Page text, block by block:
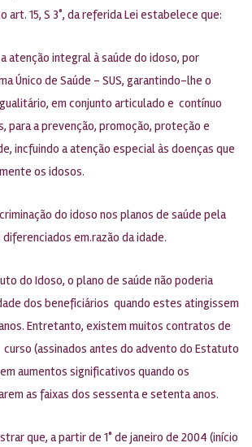
art. 15, S 3°, da referida Lei estabelece que:
a atenção integral à saúde do idoso, por
Único de Saúde – SUS, garantindo-lhe o
em conjunto articulado e contínuo
para a prevenção, promoção, proteção e
incfuindo a atenção especial às doenças que
os idosos.
do idoso nos planos de saúde pela
em.razão da idade.
do Idoso, o plano de saúde não poderia
dos beneficiários quando estes atingissem
Entretanto, existem muitos contratos de
(assinados antes do advento do Estatuto
aumentos significativos quando os
as faixas dos sessenta e setenta anos.
que, a partir de 1° de janeiro de 2004 (início